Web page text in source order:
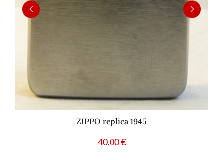
ZIPPO replica 1945
40.00€